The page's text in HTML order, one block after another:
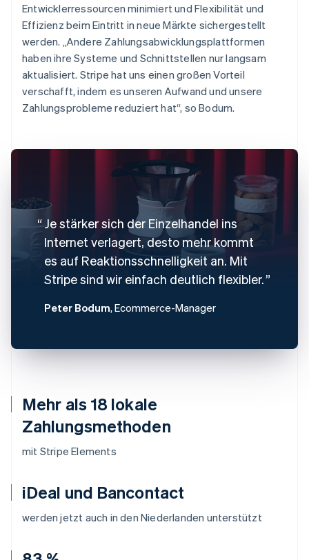
Mehr als 18 lokale
Zahlungsmethoden
mit Stripe Elements
iDeal und Bancontact
werden jetzt auch in den Niederlanden unterstützt
Entwicklerressourcen minimiert und Flexibilität und
Effizienz beim Eintritt in neue Märkte sichergestellt
werden. „Andere Zahlungsabwicklungsplattformen
haben ihre Systeme und Schnittstellen nur langsam
aktualisiert. Stripe hat uns einen großen Vorteil
verschafft, indem es unseren Aufwand und unsere
Zahlungsprobleme reduziert hat“, so Bodum.
Je stärker sich der Einzelhandel ins
Internet verlagert, desto mehr kommt
es auf Reaktionsschnelligkeit an. Mit
Stripe sind wir einfach deutlich flexibler.
Peter Bodum, Ecommerce-Manager